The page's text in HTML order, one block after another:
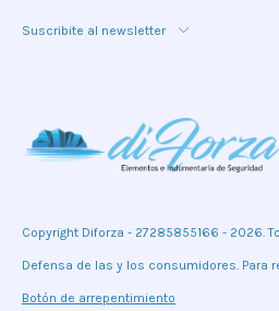
Suscribite al newsletter
Copyright Diforza - 27285855166 - 2026.
Defensa de las y los consumidores. Para
Botón de arrepentimiento